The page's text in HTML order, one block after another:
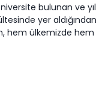
bulunan ve
yer
hem ülkemizde